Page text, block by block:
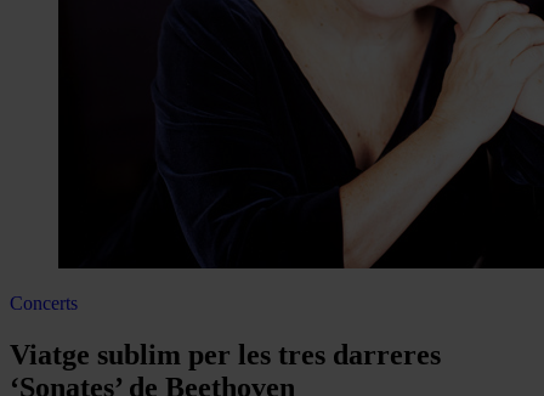
Concerts
Viatge sublim per les tres darreres
‘Sonates’ de Beethoven